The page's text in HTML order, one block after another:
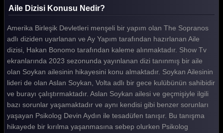
Aile Dizisi Konusu Nedir?
Amerika Birleşik Devletleri menşeli bir yapım olan The Sopranos
adlı diziden uyarlanan ve Ay Yapım tarafından hazırlanan Aile
dizisi, Hakan Bonomo tarafından kaleme alınmaktadır. Show Tv
ekranlarında 2023 sezonunda yayınlanan dizi tanınmış bir aile
olan Soykan ailesinin hikayesini konu almaktadır. Soykan Ailesinin
lideri de olan Aslan Soykan, Volta adlı bir gece kulübünün sahibidir
ve burayı çalıştırmaktadır. Aslan Soykan ailesi ve geçmişiyle ilgili
bazı sorunlar yaşamaktadır ve aynı kendisi gibi benzer sorunları
yaşayan Psikolog Devin Aydın ile tesadüfen tanışır. Bu tanışma
hikayede bir kırılma yaşanmasına sebep olurken Psikolog